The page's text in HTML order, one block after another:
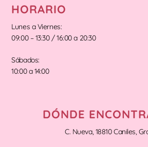
HORARIO
Lunes a Viernes:
09:00 – 13:30 / 16:00 a 20:30
Sábados:
10:00 a 14:00
DÓNDE
C. Nueva, 18810 Caniles,